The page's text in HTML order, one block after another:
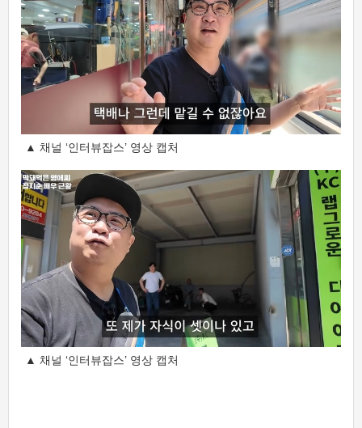
▲ 채널 ‘인터뷰잡스’ 영상 캡처
▲ 채널 ‘인터뷰잡스’ 영상 캡처